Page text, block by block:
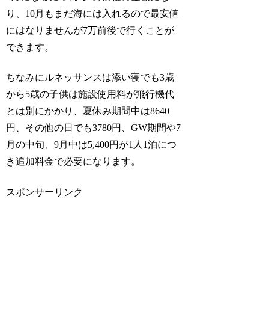
り、10月もまだ海には入れるので最安値
にはなりませんが7万前後で行くことが
できます。
ちなみにルネッサンスは添い寝でも3歳
から5歳の子供は施設使用料が飛行機代
とは別にかかり、夏休み期間中は8640
円、その他の日でも3780円、GW期間や7
月の中旬、9月中は5,400円が1人1泊につ
き追加料金で必要になります。
スポンサーリンク